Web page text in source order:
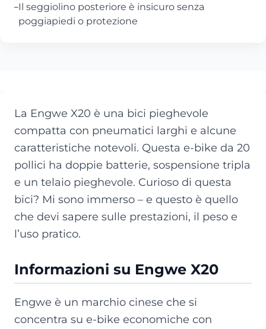
–Il seggiolino posteriore è insicuro senza
poggiapiedi o protezione
La Engwe X20 è una bici pieghevole
compatta con pneumatici larghi e alcune
caratteristiche notevoli. Questa e-bike da 20
pollici ha doppie batterie, sospensione tripla
e un telaio pieghevole. Curioso di questa
bici? Mi sono immerso – e questo è quello
che devi sapere sulle prestazioni, il peso e
l’uso pratico.
Informazioni su Engwe X20
Engwe è un marchio cinese che si
concentra su e-bike economiche con